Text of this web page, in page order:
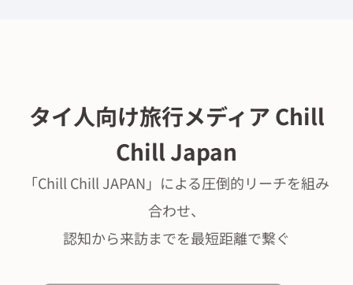
タイ⼈向け旅⾏メディア Chill
Chill Japan
「Chill Chill JAPAN」による圧倒的リーチを組み
合わせ、
認知から来訪までを最短距離で繋ぐ